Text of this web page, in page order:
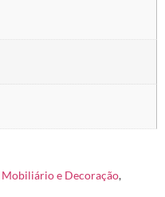
Mobiliário e Decoração,